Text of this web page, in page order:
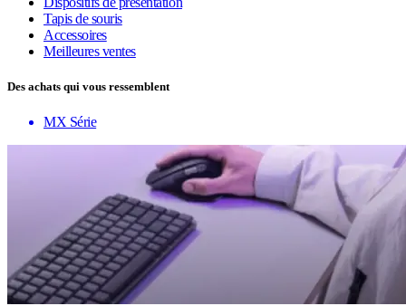
Tapis de souris
Accessoires
Meilleures ventes
Des achats qui vous ressemblent
MX Série